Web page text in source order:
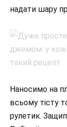
надати шару
Наносимо на
всьому тісту
рулетик.